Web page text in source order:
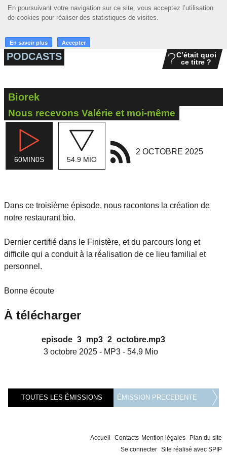
En poursuivant votre navigation sur ce site, vous acceptez l’utilisation
de cookies pour réaliser des statistiques de visites.
En savoir plus Accepter
En poursuivant votre navigation sur ce site, vous acceptez l’utilisation
de cookies pour réaliser des statistiques de visites.
En savoir plus Accepter
☰ MENU
ACCUEIL
ACTIONS
PODCASTS
C’était quoi
ce titre ?
Biorek
Nous recevons Valérie et moi-même
60MIN0S 54.9 MIO
2 OCTOBRE 2025
Dans ce troisième épisode, nous racontons la création de
notre restaurant bio.
Dernier certifié dans le Finistère, et du parcours long et
difficile qui a conduit à la réalisation de ce lieu familial et
personnel.
Bonne écoute
À télécharger
episode_3_mp3_2_octobre.mp3
3 octobre 2025 - MP3 - 54.9 Mio
TOUTES LES ÉMISSIONS ÉMISSION PRECEDENTE
Accueil Contacts Mention légales
Plan du site
Se connecter Site réalisé avec SPIP